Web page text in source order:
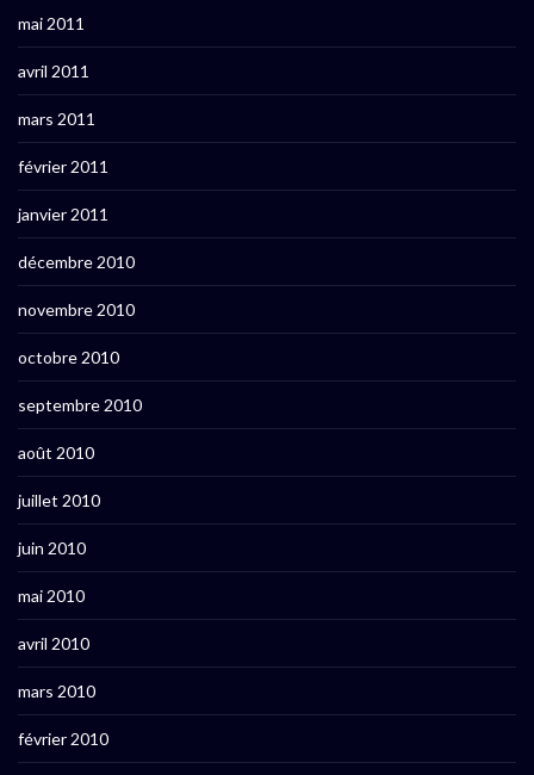
mai 2011
avril 2011
mars 2011
février 2011
janvier 2011
décembre 2010
novembre 2010
octobre 2010
septembre 2010
août 2010
juillet 2010
juin 2010
mai 2010
avril 2010
mars 2010
février 2010